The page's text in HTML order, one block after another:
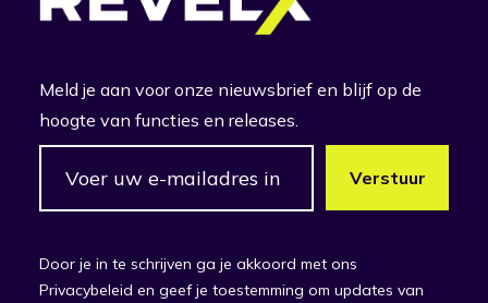
Meld je aan voor onze nieuwsbrief en blijf op de
hoogte van functies en releases.
Door je in te schrijven ga je akkoord met ons
Privacybeleid en geef je toestemming om updates van